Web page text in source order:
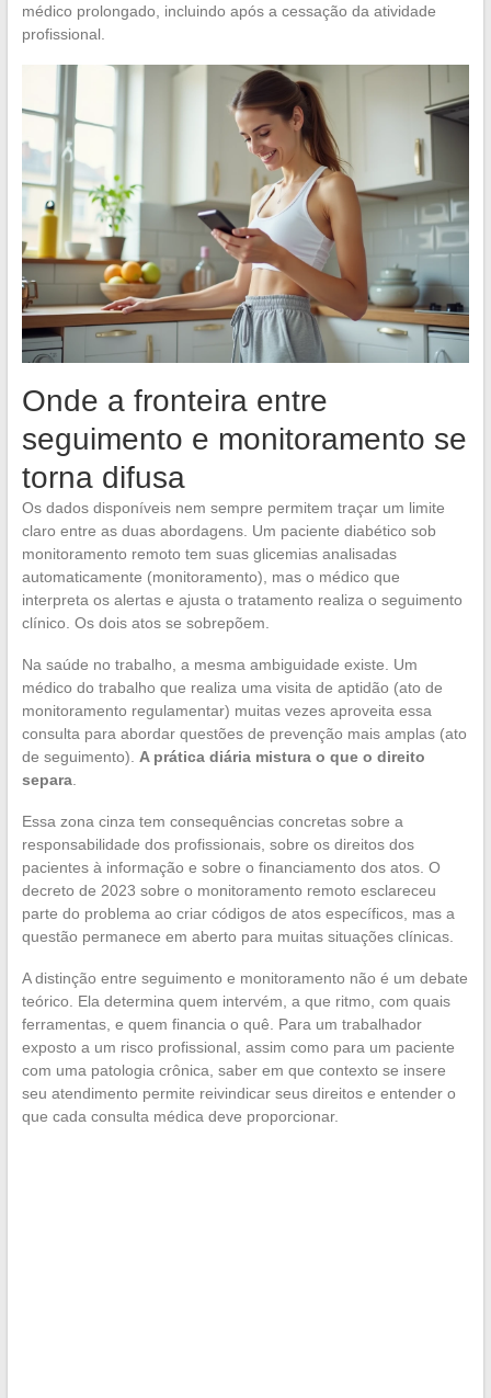
médico prolongado, incluindo após a cessação da atividade
profissional.
Onde a fronteira entre
seguimento e monitoramento se
torna difusa
Os dados disponíveis nem sempre permitem traçar um limite
claro entre as duas abordagens. Um paciente diabético sob
monitoramento remoto tem suas glicemias analisadas
automaticamente (monitoramento), mas o médico que
interpreta os alertas e ajusta o tratamento realiza o seguimento
clínico. Os dois atos se sobrepõem.
Na saúde no trabalho, a mesma ambiguidade existe. Um
médico do trabalho que realiza uma visita de aptidão (ato de
monitoramento regulamentar) muitas vezes aproveita essa
consulta para abordar questões de prevenção mais amplas (ato
de seguimento). A prática diária mistura o que o direito
separa.
Essa zona cinza tem consequências concretas sobre a
responsabilidade dos profissionais, sobre os direitos dos
pacientes à informação e sobre o financiamento dos atos. O
decreto de 2023 sobre o monitoramento remoto esclareceu
parte do problema ao criar códigos de atos específicos, mas a
questão permanece em aberto para muitas situações clínicas.
A distinção entre seguimento e monitoramento não é um debate
teórico. Ela determina quem intervém, a que ritmo, com quais
ferramentas, e quem financia o quê. Para um trabalhador
exposto a um risco profissional, assim como para um paciente
com uma patologia crônica, saber em que contexto se insere
seu atendimento permite reivindicar seus direitos e entender o
que cada consulta médica deve proporcionar.